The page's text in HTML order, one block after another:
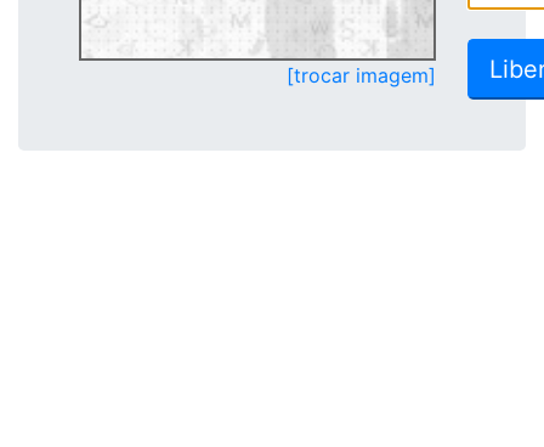
[trocar imagem]